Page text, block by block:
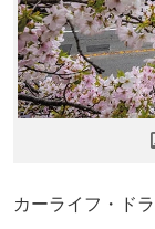
カーライフ・ド